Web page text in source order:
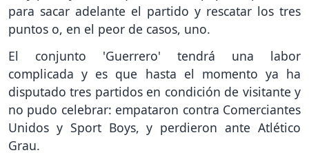
para sacar adelante el partido y rescatar los tres
puntos o, en el peor de casos, uno.
El conjunto 'Guerrero' tendrá una labor
complicada y es que hasta el momento ya ha
disputado tres partidos en condición de visitante y
no pudo celebrar: empataron contra Comerciantes
Unidos y Sport Boys, y perdieron ante Atlético
Grau.